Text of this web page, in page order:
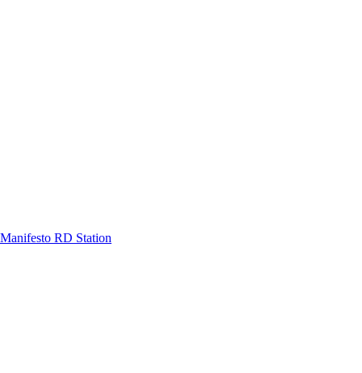
Manifesto RD Station